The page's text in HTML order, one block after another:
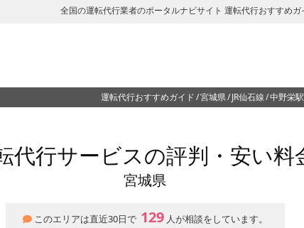
全国の運転代行業者のポータルナビサイト 運転代行おすすめ
運転代行おすすめガイド 宮城県 JR仙石線 中野栄
代行サービスの評判・安い
宮城県
このエリアは直近30日で 129 人が相談をしています。